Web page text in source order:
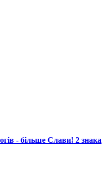
- більше Слави! 2 знака